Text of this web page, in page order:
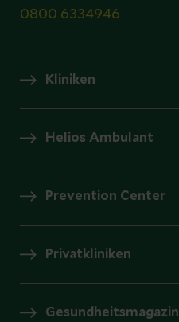
0800 6334946
Kliniken
Helios Ambulant
Prevention Center
Privatkliniken
Gesundheitsmagazin